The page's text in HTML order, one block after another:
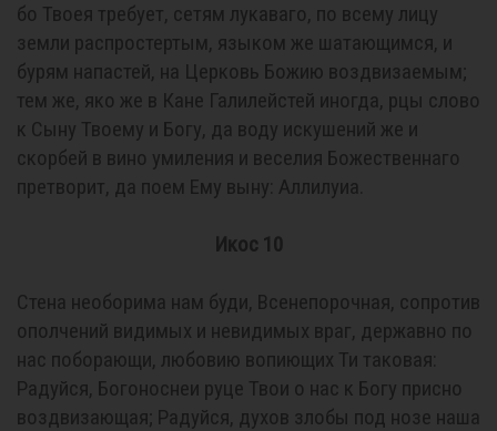
бо Твоея требует, сетям лукаваго, по всему лицу
земли распростертым, языком же шатающимся, и
бурям напастей, на Церковь Божию воздвизаемым;
тем же, яко же в Кане Галилейстей иногда, рцы слово
к Сыну Твоему и Богу, да воду искушений же и
скорбей в вино умиления и веселия Божественнаго
претворит, да поем Ему выну: Аллилуиа.
Икос 10
Стена необорима нам буди, Всенепорочная, сопротив
ополчений видимых и невидимых враг, державно по
нас поборающи, любовию вопиющих Ти таковая:
Радуйся, Богоноснеи руце Твои о нас к Богу присно
воздвизающая; Радуйся, духов злобы под нозе наша